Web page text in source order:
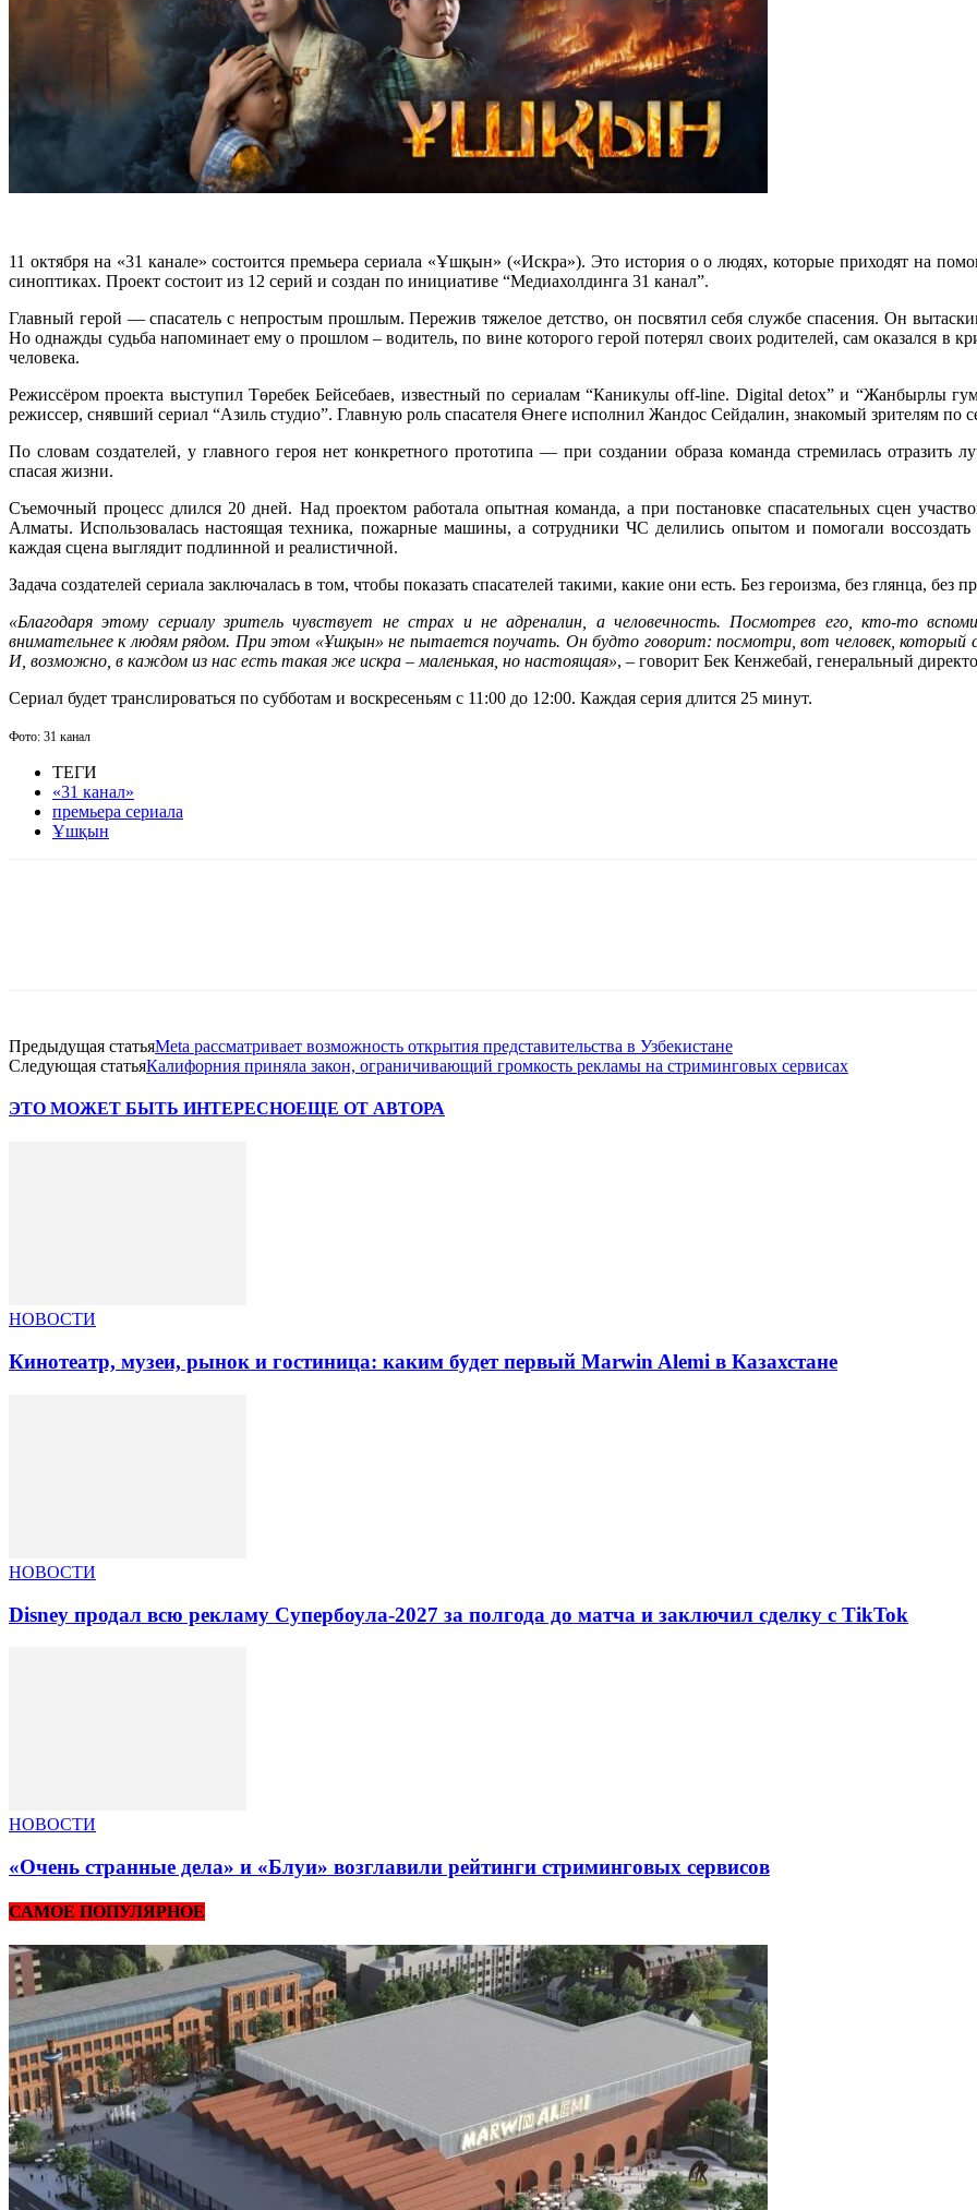
11 октября на «31 канале» состоится премьера сериала «Ұшқын» («Искра»). Это история о о людях, которые приходят на
синоптиках. Проект состоит из 12 серий и создан по инициативе “Медиахолдинга 31 канал”.
Главный герой — спасатель с непростым прошлым. Пережив тяжелое детство, он посвятил себя службе спасения. Он
Но однажды судьба напоминает ему о прошлом – водитель, по вине которого герой потерял своих родителей, сам оказался в
человека.
Режиссёром проекта выступил Төребек Бейсебаев, известный по сериалам “Каникулы off-line. Digital detox” и “Жанбырлы
режиссер, снявший сериал “Азиль студио”. Главную роль спасателя Өнеге исполнил Жандос Сейдалин, знакомый зрителям по
По словам создателей, у главного героя нет конкретного прототипа — при создании образа команда стремилась отразить
спасая жизни.
Съемочный процесс длился 20 дней. Над проектом работала опытная команда, а при постановке спасательных сцен
Алматы. Использовалась настоящая техника, пожарные машины, а сотрудники ЧС делились опытом и помогали
каждая сцена выглядит подлинной и реалистичной.
Задача создателей сериала заключалась в том, чтобы показать спасателей такими, какие они есть. Без героизма, без глянца,
«Благодаря этому сериалу зритель чувствует не страх и не адреналин, а человечность. Посмотрев его, кто-то
внимательнее к людям рядом. При этом «Ұшқын» не пытается поучать. Он будто говорит: посмотри, вот человек,
И, возможно, в каждом из нас есть такая же искра – маленькая, но настоящая», – говорит Бек Кенжебай, генеральный
Сериал будет транслироваться по субботам и воскресеньям с 11:00 до 12:00. Каждая серия длится 25 минут.
Фото: 31 канал
ТЕГИ
«31 канал»
премьера сериала
Ұшқын
Предыдущая статьяMeta рассматривает возможность открытия представительства в Узбекистане
Следующая статьяКалифорния приняла закон, ограничивающий громкость рекламы на стриминговых сервисах
ЭТО МОЖЕТ БЫТЬ ИНТЕРЕСНОЕЩЕ ОТ АВТОРА
НОВОСТИ
Кинотеатр, музеи, рынок и гостиница: каким будет первый Marwin Alemi в Казахстане
НОВОСТИ
Disney продал всю рекламу Супербоула-2027 за полгода до матча и заключил сделку с TikTok
НОВОСТИ
«Очень странные дела» и «Блуи» возглавили рейтинги стриминговых сервисов
САМОЕ ПОПУЛЯРНОЕ